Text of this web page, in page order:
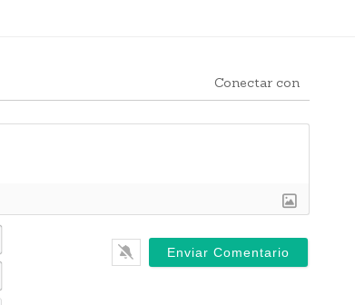
Conectar con
Nombre*
Correo*